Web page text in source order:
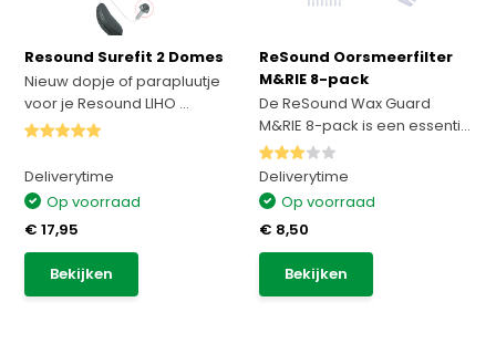
Resound Surefit 2 Domes
Nieuw dopje of parapluutje
voor je Resound LIHO ...
Deliverytime
Op voorraad
€ 17,95
Bekijken
ReSound Oorsmeerfilter
M&RIE 8-pack
De ReSound Wax Guard
M&RIE 8-pack is een essenti...
Deliverytime
Op voorraad
€ 8,50
Bekijken